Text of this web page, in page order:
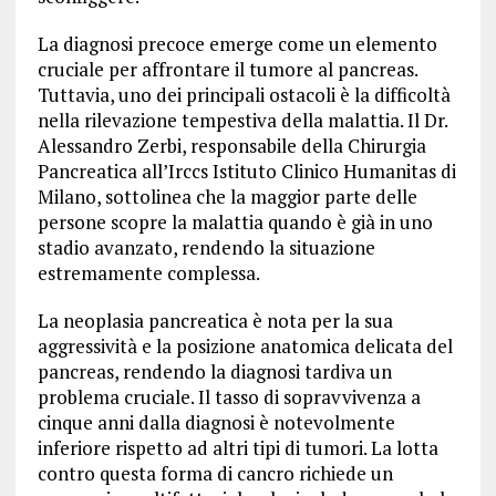
La diagnosi precoce emerge come un elemento
cruciale per affrontare il tumore al pancreas.
Tuttavia, uno dei principali ostacoli è la difficoltà
nella rilevazione tempestiva della malattia. Il Dr.
Alessandro Zerbi, responsabile della Chirurgia
Pancreatica all’Irccs Istituto Clinico Humanitas di
Milano, sottolinea che la maggior parte delle
persone scopre la malattia quando è già in uno
stadio avanzato, rendendo la situazione
estremamente complessa.
La neoplasia pancreatica è nota per la sua
aggressività e la posizione anatomica delicata del
pancreas, rendendo la diagnosi tardiva un
problema cruciale. Il tasso di sopravvivenza a
cinque anni dalla diagnosi è notevolmente
inferiore rispetto ad altri tipi di tumori. La lotta
contro questa forma di cancro richiede un